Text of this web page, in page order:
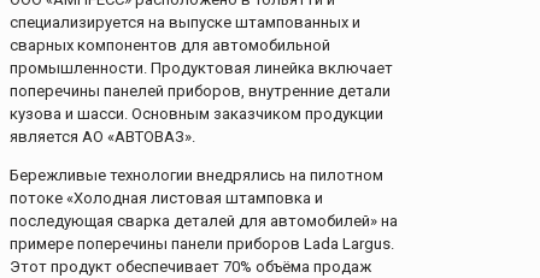
специализируется на выпуске штампованных и
сварных компонентов для автомобильной
промышленности. Продуктовая линейка включает
поперечины панелей приборов, внутренние детали
кузова и шасси. Основным заказчиком продукции
является АО «АВТОВАЗ».
Бережливые технологии внедрялись на пилотном
потоке «Холодная листовая штамповка и
последующая сварка деталей для автомобилей» на
примере поперечины панели приборов Lada Largus.
Этот продукт обеспечивает 70% объёма продаж